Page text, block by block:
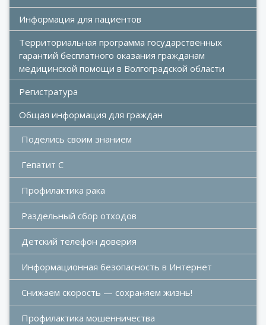
Информация для пациентов
Территориальная программа государственных
гарантий бесплатного оказания гражданам
медицинской помощи в Волгоградской области
Регистратура
Общая информация для граждан
Поделись своим знанием
Гепатит С
Профилактика рака
Раздельный сбор отходов
Детский телефон доверия
Информационная безопасность в Интернет
Снижаем скорость — сохраняем жизнь!
Профилактика мошенничества